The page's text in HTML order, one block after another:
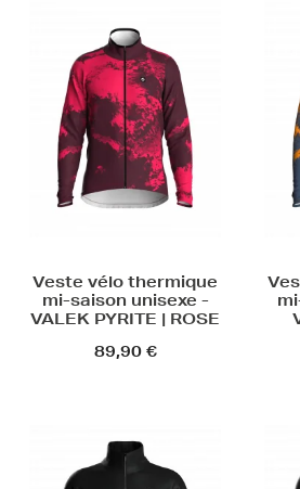
Veste vélo thermique
mi-saison unisexe -
VALEK PYRITE | ROSE
89,90 €